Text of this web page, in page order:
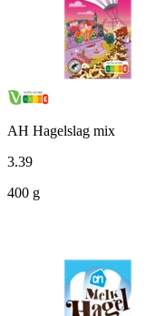
AH Hagelslag mix
3.39
400 g